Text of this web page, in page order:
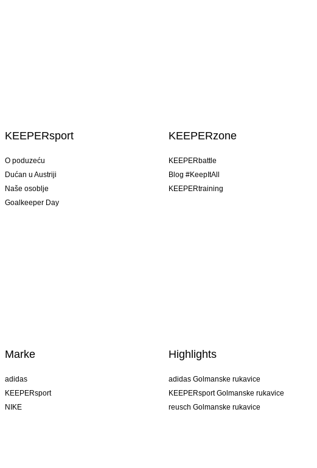
KEEPERsport
O poduzeću
Dućan u Austriji
Naše osoblje
Goalkeeper Day
KEEPERzone
KEEPERbattle
Blog #KeepItAll
KEEPERtraining
Marke
adidas
KEEPERsport
NIKE
Highlights
adidas Golmanske rukavice
KEEPERsport Golmanske rukavice
reusch Golmanske rukavice